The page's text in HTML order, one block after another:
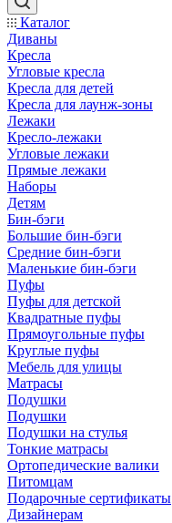
Каталог
Диваны
Кресла
Угловые кресла
Кресла для детей
Кресла для лаунж-зоны
Лежаки
Кресло-лежаки
Угловые лежаки
Прямые лежаки
Наборы
Детям
Бин-бэги
Большие бин-бэги
Средние бин-бэги
Маленькие бин-бэги
Пуфы
Пуфы для детской
Квадратные пуфы
Прямоугольные пуфы
Круглые пуфы
Мебель для улицы
Матрасы
Подушки
Подушки
Подушки на стулья
Тонкие матрасы
Ортопедические валики
Питомцам
Подарочные сертификаты
Дизайнерам